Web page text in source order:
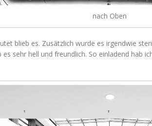
nach Oben
blieb es. Zusätzlich wurde es irgendwie
es sehr hell und freundlich. So einladend hab